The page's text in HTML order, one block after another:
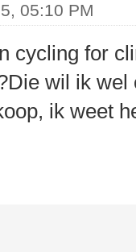
05:10 PM
cycling for
wil ik
ik weet